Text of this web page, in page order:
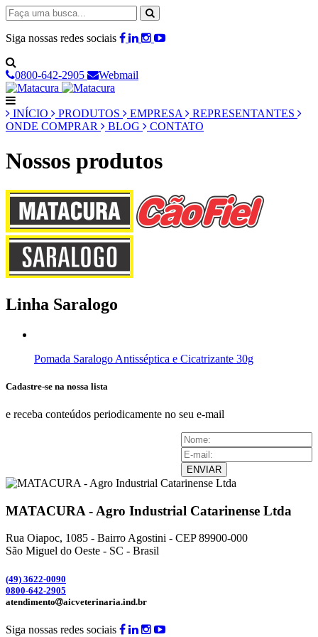
Siga nossas redes sociais
0800-642-2905 Webmail
INÍCIO PRODUTOS EMPRESA
REPRESENTANTES
ONDE COMPRAR
BLOG CONTATO
Nossos produtos
Linha Saralogo
Pomada Saralogo Antisséptica e Cicatrizante 30g
Cadastre-se na nossa lista
e receba conteúdos periodicamente no seu e-mail
ENVIAR
MATACURA - Agro Industrial Catarinense Ltda
Rua Oiapoc, 1085 - Bairro Agostini - CEP 89900-000
São Miguel do Oeste - SC - Brasil
(49) 3622-0090
0800-642-2905
atendimento
aicveterinaria.ind.br
Siga nossas redes sociais